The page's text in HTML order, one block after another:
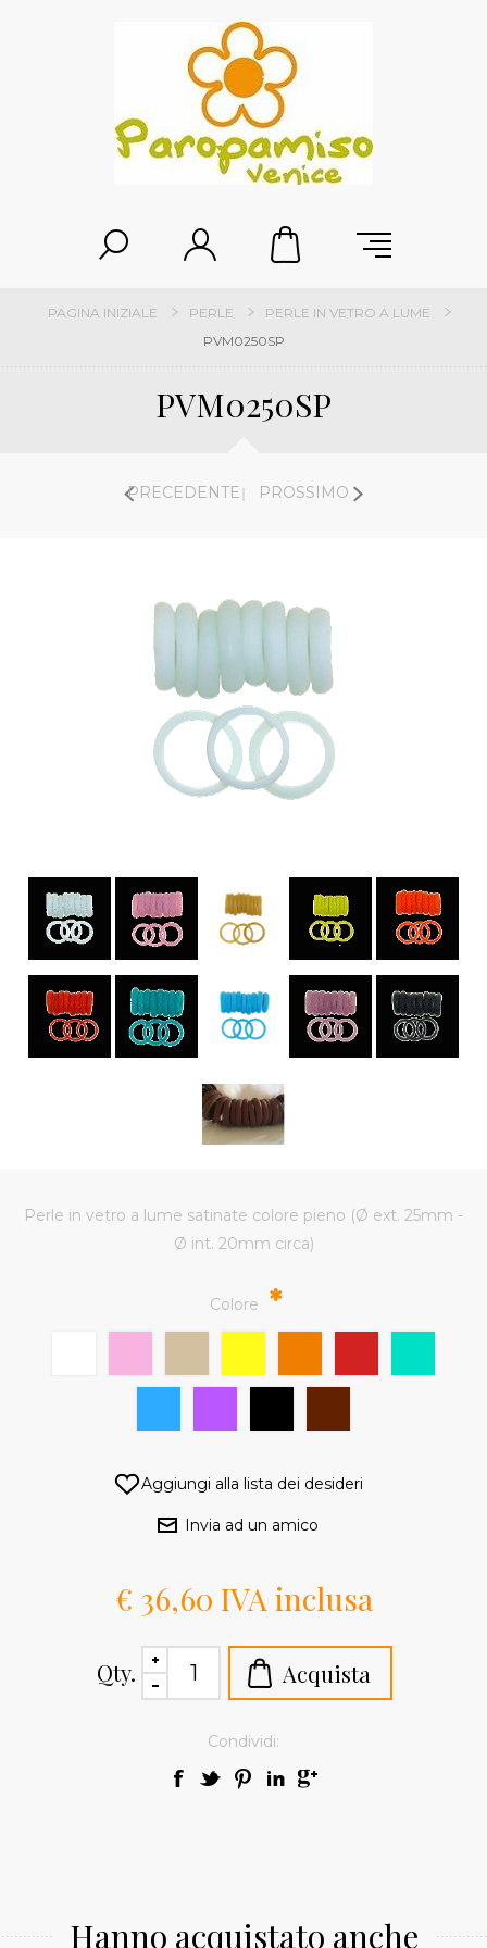
PAGINA INIZIALE PERLE
PERLE IN VETRO A LUME
PVM0250SP
PVM0250SP
PRECEDENTE PROSSIMO
Perle in vetro a lume satinate colore pieno (Ø ext. 25mm -
Ø int. 20mm circa)
Colore *
€ 36,60 IVA inclusa
Qty.
Condividi:
Hanno acquistato anche